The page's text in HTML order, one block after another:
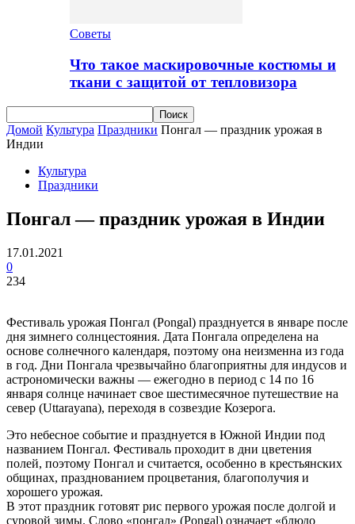
Советы
Что такое маскировочные костюмы и
ткани с защитой от тепловизора
Домой Культура Праздники Понгал — праздник урожая в
Индии
Культура
Праздники
Понгал — праздник урожая в Индии
17.01.2021
0
234
Фестиваль урожая Понгал (Pongal) празднуется в январе после
дня зимнего солнцестояния. Дата Понгала определена на
основе солнечного календаря, поэтому она неизменна из года
в год. Дни Понгала чрезвычайно благоприятны для индусов и
астрономически важны — ежегодно в период с 14 по 16
января солнце начинает свое шестимесячное путешествие на
север (Uttarayana), переходя в созвездие Козерога.
Это небесное событие и празднуется в Южной Индии под
названием Понгал. Фестиваль проходит в дни цветения
полей, поэтому Понгал и считается, особенно в крестьянских
общинах, празднованием процветания, благополучия и
хорошего урожая.
В этот праздник готовят рис первого урожая после долгой и
суровой зимы. Слово «понгал» (Pongal) означает «блюдо